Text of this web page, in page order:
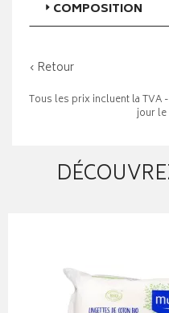
COMPOSITION
‹ Retour
Tous les prix incluent la TVA
jour le